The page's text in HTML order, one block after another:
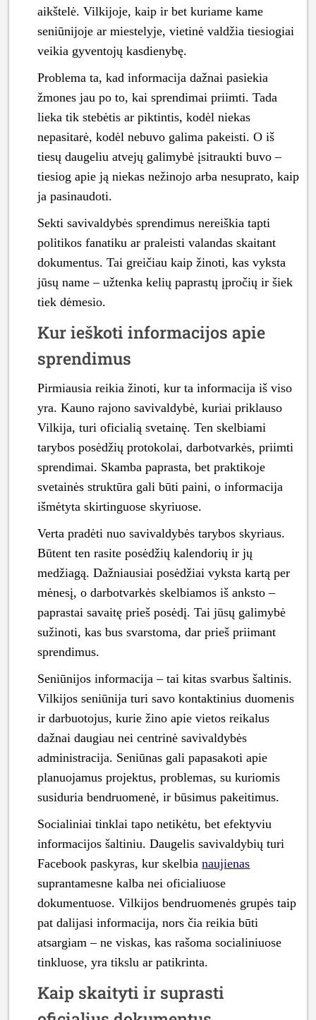
aikštelė. Vilkijoje, kaip ir bet kuriame kame
seniūnijoje ar miestelyje, vietinė valdžia tiesiogiai
veikia gyventojų kasdienybę.
Problema ta, kad informacija dažnai pasiekia
žmones jau po to, kai sprendimai priimti. Tada
lieka tik stebėtis ar piktintis, kodėl niekas
nepasitarė, kodėl nebuvo galima pakeisti. O iš
tiesų daugeliu atvejų galimybė įsitraukti buvo –
tiesiog apie ją niekas nežinojo arba nesuprato, kaip
ja pasinaudoti.
Sekti savivaldybės sprendimus nereiškia tapti
politikos fanatiku ar praleisti valandas skaitant
dokumentus. Tai greičiau kaip žinoti, kas vyksta
jūsų name – užtenka kelių paprastų įpročių ir šiek
tiek dėmesio.
Kur ieškoti informacijos apie
sprendimus
Pirmiausia reikia žinoti, kur ta informacija iš viso
yra. Kauno rajono savivaldybė, kuriai priklauso
Vilkija, turi oficialią svetainę. Ten skelbiami
tarybos posėdžių protokolai, darbotvarkės, priimti
sprendimai. Skamba paprasta, bet praktikoje
svetainės struktūra gali būti paini, o informacija
išmėtyta skirtinguose skyriuose.
Verta pradėti nuo savivaldybės tarybos skyriaus.
Būtent ten rasite posėdžių kalendorių ir jų
medžiagą. Dažniausiai posėdžiai vyksta kartą per
mėnesį, o darbotvarkės skelbiamos iš anksto –
paprastai savaitę prieš posėdį. Tai jūsų galimybė
sužinoti, kas bus svarstoma, dar prieš priimant
sprendimus.
Seniūnijos informacija – tai kitas svarbus šaltinis.
Vilkijos seniūnija turi savo kontaktinius duomenis
ir darbuotojus, kurie žino apie vietos reikalus
dažnai daugiau nei centrinė savivaldybės
administracija. Seniūnas gali papasakoti apie
planuojamus projektus, problemas, su kuriomis
susiduria bendruomenė, ir būsimus pakeitimus.
Socialiniai tinklai tapo netikėtu, bet efektyviu
informacijos šaltiniu. Daugelis savivaldybių turi
Facebook paskyras, kur skelbianaujienas
suprantamesne kalba nei oficialiuose
dokumentuose. Vilkijos bendruomenės grupės taip
pat dalijasi informacija, nors čia reikia būti
atsargiam – ne viskas, kas rašoma socialiniuose
tinkluose, yra tikslu ar patikrinta.
Kaip skaityti ir suprasti